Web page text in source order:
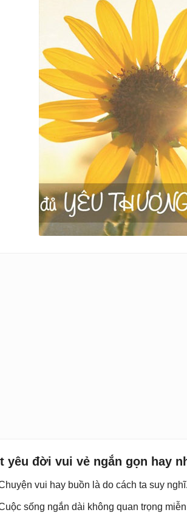
yêu đời vui vẻ ngắn gọn hay
vui hay buồn là do cách ta suy
sống ngắn dài không quan trọng